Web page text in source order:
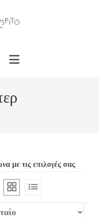
με τις επιλογές σας